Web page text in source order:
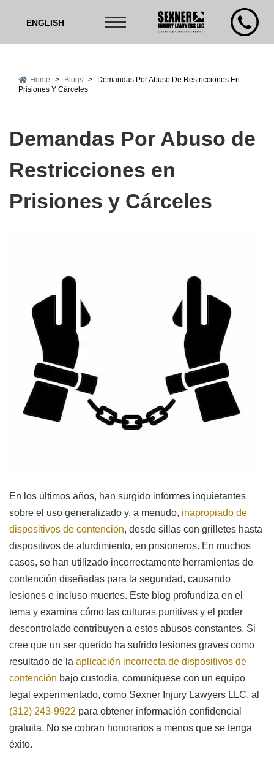
ENGLISH
Home > Blogs >
Demandas Por Abuso De Restricciones En
Prisiones Y Cárceles
Demandas Por Abuso de
Restricciones en
Prisiones y Cárceles
En los últimos años, han surgido informes inquietantes
sobre el uso generalizado y, a menudo, inapropiado de
dispositivos de contención, desde sillas con grilletes hasta
dispositivos de aturdimiento, en prisioneros. En muchos
casos, se han utilizado incorrectamente herramientas de
contención diseñadas para la seguridad, causando
lesiones e incluso muertes. Este blog profundiza en el
tema y examina cómo las culturas punitivas y el poder
descontrolado contribuyen a estos abusos constantes. Si
cree que un ser querido ha sufrido lesiones graves como
resultado de la aplicación incorrecta de dispositivos de
contención bajo custodia, comuníquese con un equipo
legal experimentado, como Sexner Injury Lawyers LLC, al
(312) 243-9922 para obtener información confidencial
gratuita. No se cobran honorarios a menos que se tenga
éxito.